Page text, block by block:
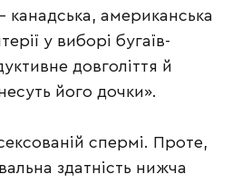
американська
у виборі бугаїв-
довголіття й
його дочки».
спермі. Проте,
здатність нижча